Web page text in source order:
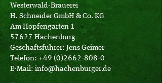
Westerwald-Brauerei
H. Schneider GmbH & Co. KG
Am Hopfengarten 1
57627 Hachenburg
Geschäftsführer: Jens Geimer
Telefon: +49 (0)2662-808-0
E-Mail: info@hachenburger.de